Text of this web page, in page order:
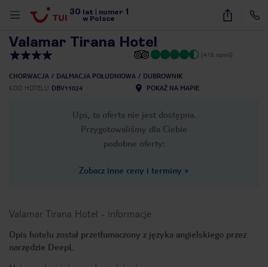
30 lat numer 1
w Polsce
22
Valamar Tirana Hotel
(416 opinii)
CHORWACJA DALMACJA POŁUDNIOWA
DUBROWNIK
KOD HOTELU DBV11024 POKAŻ NA MAPIE
Ups, ta oferta nie jest dostępna.
Przygotowaliśmy dla Ciebie
podobne oferty:
Zobacz inne ceny i terminy »
Valamar Tirana Hotel - informacje
Opis hotelu został przetłumaczony z języka angielskiego przez
narzędzie DeepL